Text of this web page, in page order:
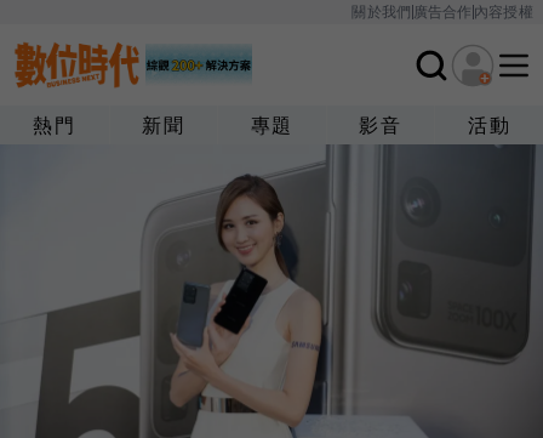
關於我們廣告合作內容授權
熱門 新聞 專題 影音 活動